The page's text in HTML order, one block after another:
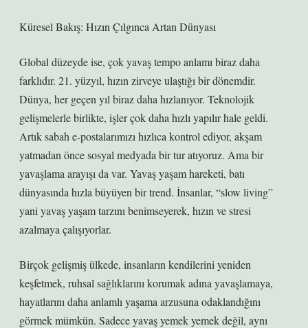
Küresel Bakış: Hızın Çılgınca Artan Dünyası
Global düzeyde ise, çok yavaş tempo anlamı biraz daha
farklıdır. 21. yüzyıl, hızın zirveye ulaştığı bir dönemdir.
Dünya, her geçen yıl biraz daha hızlanıyor. Teknolojik
gelişmelerle birlikte, işler çok daha hızlı yapılır hale geldi.
Artık sabah e-postalarımızı hızlıca kontrol ediyor, akşam
yatmadan önce sosyal medyada bir tur atıyoruz. Ama bir
yavaşlama arayışı da var. Yavaş yaşam hareketi, batı
dünyasında hızla büyüyen bir trend. İnsanlar, “slow living”
yani yavaş yaşam tarzını benimseyerek, hızın ve stresi
azalmaya çalışıyorlar.
Birçok gelişmiş ülkede, insanların kendilerini yeniden
keşfetmek, ruhsal sağlıklarını korumak adına yavaşlamaya,
hayatlarını daha anlamlı yaşama arzusuna odaklandığını
görmek mümkün. Sadece yavaş yemek yemek değil, aynı